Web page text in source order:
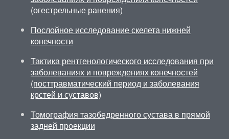
(огестрельные ранения)
Послойное исследование скелета нижней
конечности
Тактика рентгенологического исследования при
заболеваниях и повреждениях конечностей
(посттравматический период и заболевания
крстей и суставов)
Томография тазобедренного сустава в прямой
задней проекции